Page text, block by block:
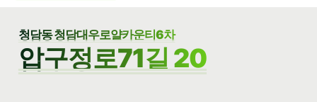
청담동 청담대우로얄카운티6차
압구정로71길 20